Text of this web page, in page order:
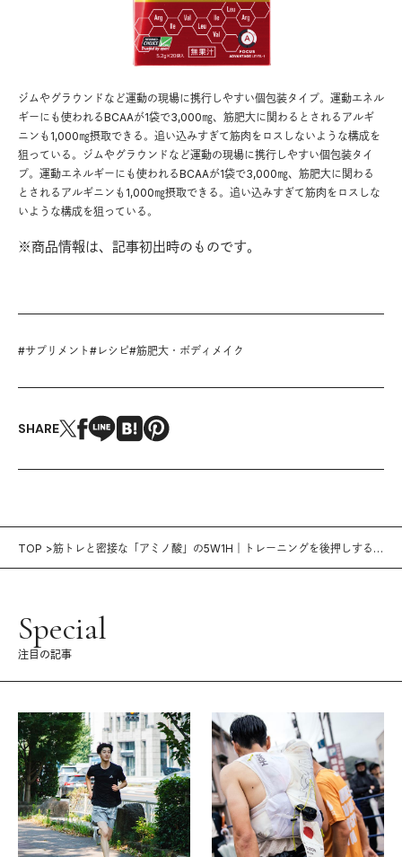
ジムやグラウンドなど運動の現場に携行しやすい個包装タイプ。運動エネル
ギーにも使われるBCAAが1袋で3,000㎎、筋肥大に関わるとされるアルギ
ニンも1,000㎎摂取できる。追い込みすぎて筋肉をロスしないような構成を
狙っている。ジムやグラウンドなど運動の現場に携行しやすい個包装タイ
プ。運動エネルギーにも使われるBCAAが1袋で3,000㎎、筋肥大に関わる
とされるアルギニンも1,000㎎摂取できる。追い込みすぎて筋肉をロスしな
いような構成を狙っている。
※商品情報は、記事初出時のものです。
#サプリメント # レシピ#筋肥大・ボディメイク
SHARE
TOP
筋トレと密接な「アミノ酸」の5W1H｜トレーニングを後押しするサ
Special
注目の記事